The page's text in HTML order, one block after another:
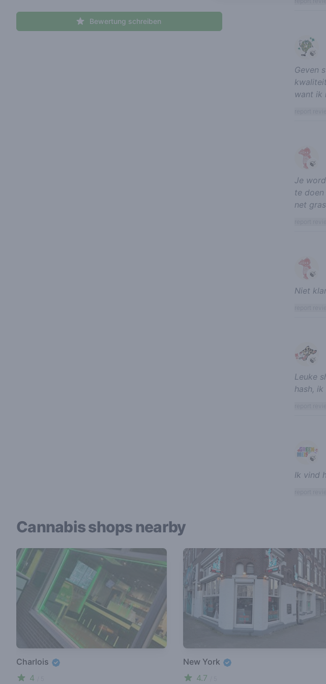
Bewertung schreiben
🍃
Geven
want ik
🍃
Je
te
net
🍃
Niet
🍃
Leuke
hash,
🍃
Ik vind
Cannabis shops nearby
Charlois
4
New York
4.7